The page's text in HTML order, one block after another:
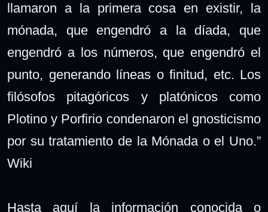
llamaron a la primera cosa en existir, la
mónada, que engendró a la díada, que
engendró a los números, que engendró el
punto, generando líneas o finitud, etc. Los
filósofos pitagóricos y platónicos como
Plotino y Porfirio condenaron el gnosticismo
por su tratamiento de la Mónada o el Uno.”
Wiki
Hasta aquí la información conocida o